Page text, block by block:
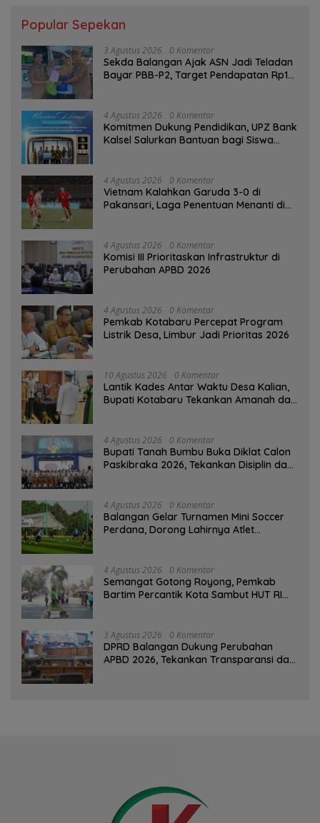
Popular Sepekan
3 Agustus 2026 0 Komentar
Sekda Balangan Ajak ASN Jadi Teladan
Bayar PBB-P2, Target Pendapatan Rp1
4 Agustus 2026 0 Komentar
Komitmen Dukung Pendidikan, UPZ Bank
Kalsel Salurkan Bantuan bagi Siswa
4 Agustus 2026 0 Komentar
Vietnam Kalahkan Garuda 3-0 di
Pakansari, Laga Penentuan Menanti di
4 Agustus 2026 0 Komentar
‎Komisi III Prioritaskan Infrastruktur di
Perubahan APBD 2026
4 Agustus 2026 0 Komentar
Pemkab Kotabaru Percepat Program
Listrik Desa, Limbur Jadi Prioritas 2026
10 Agustus 2026 0 Komentar
Lantik Kades Antar Waktu Desa Kalian,
Bupati Kotabaru Tekankan Amanah dan
4 Agustus 2026 0 Komentar
Bupati Tanah Bumbu Buka Diklat Calon
Paskibraka 2026, Tekankan Disiplin dan
4 Agustus 2026 0 Komentar
Balangan Gelar Turnamen Mini Soccer
Perdana, Dorong Lahirnya Atlet
4 Agustus 2026 0 Komentar
Semangat Gotong Royong, Pemkab
Bartim Percantik Kota Sambut HUT RI
3 Agustus 2026 0 Komentar
DPRD Balangan Dukung Perubahan
APBD 2026, Tekankan Transparansi dan